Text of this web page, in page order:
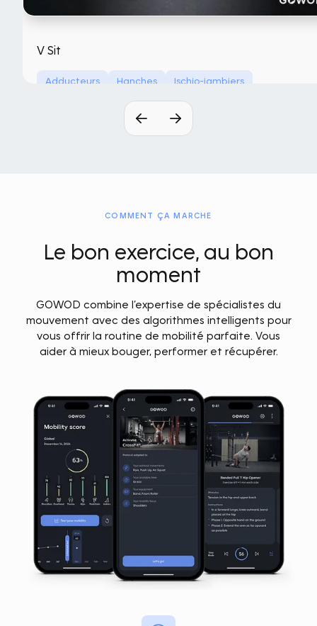
V Sit
Adducteurs Hanches
Ischio-jambiers
Sans équipement
COMMENT ÇA MARCHE
Le bon exercice, au bon
moment
GOWOD combine l’expertise de spécialistes du
mouvement avec des algorithmes intelligents pour
vous offrir la routine de mobilité parfaite. Vous
aider à mieux bouger, performer et récupérer.